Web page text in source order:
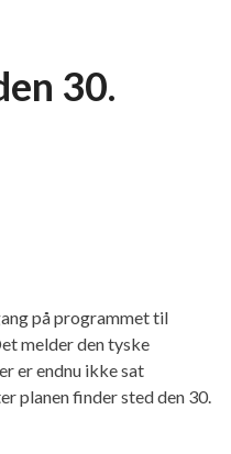
30.
på programmet til
melder den tyske
er endnu ikke sat
planen finder sted den 30.